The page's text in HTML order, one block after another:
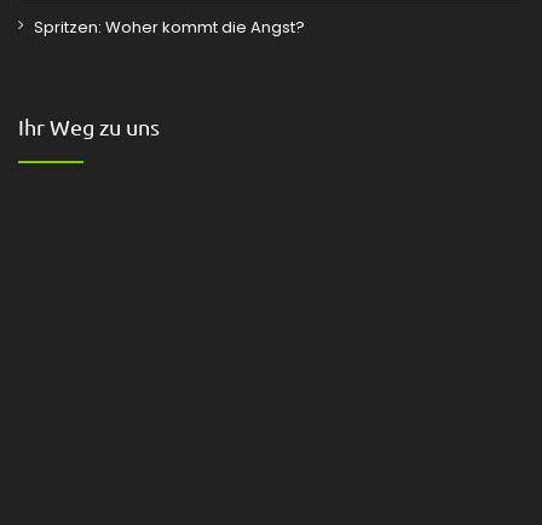
Spritzen: Woher kommt die Angst?
Ihr Weg zu uns